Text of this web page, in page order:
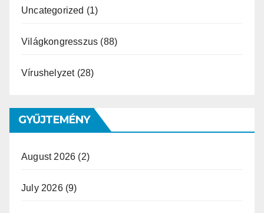
Uncategorized (1)
Világkongresszus (88)
Vírushelyzet(28)
GYŰJTEMÉNY
August 2026 (2)
July 2026(9)